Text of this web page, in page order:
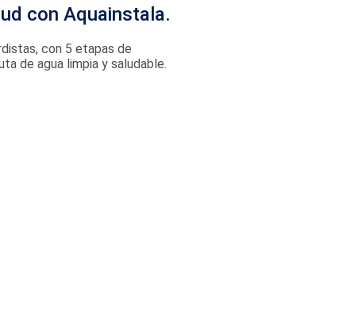
con Aquainstala.
con 5 etapas de
de agua limpia y saludable.